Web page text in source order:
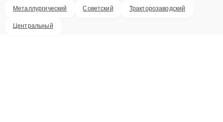
Металлургический Советский Тракторозаводский
Центральный